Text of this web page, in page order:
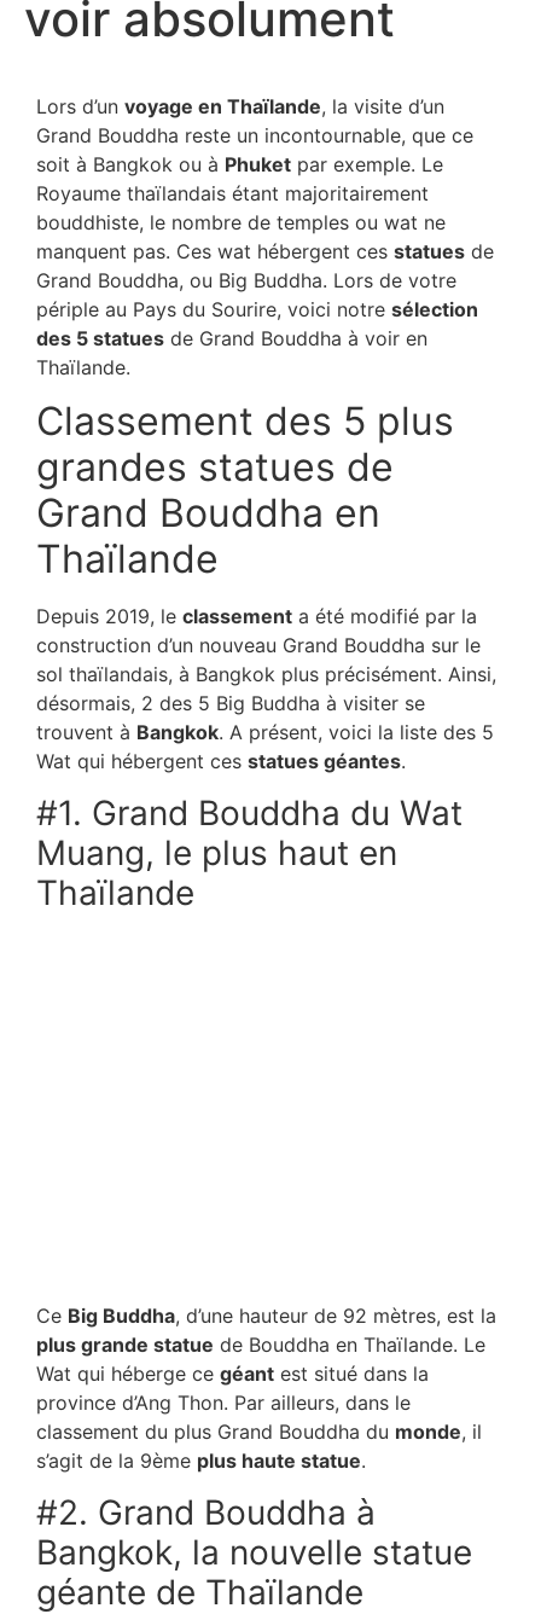
voir absolument
Lors d’un voyage en Thaïlande, la visite d’un
Grand Bouddha reste un incontournable, que ce
soit à Bangkok ou à Phuket par exemple. Le
Royaume thaïlandais étant majoritairement
bouddhiste, le nombre de temples ou wat ne
manquent pas. Ces wat hébergent ces statues de
Grand Bouddha, ou Big Buddha. Lors de votre
périple au Pays du Sourire, voici notre sélection
des 5 statues de Grand Bouddha à voir en
Thaïlande.
Classement des 5 plus
grandes statues de
Grand Bouddha en
Thaïlande
Depuis 2019, le classement a été modifié par la
construction d’un nouveau Grand Bouddha sur le
sol thaïlandais, à Bangkok plus précisément. Ainsi,
désormais, 2 des 5 Big Buddha à visiter se
trouvent à Bangkok. A présent, voici la liste des 5
Wat qui hébergent ces statues géantes.
#1. Grand Bouddha du Wat
Muang, le plus haut en
Thaïlande
Ce Big Buddha, d’une hauteur de 92 mètres, est la
plus grande statue de Bouddha en Thaïlande. Le
Wat qui héberge ce géant est situé dans la
province d’Ang Thon. Par ailleurs, dans le
classement du plus Grand Bouddha du monde, il
s’agit de la 9ème plus haute statue.
#2. Grand Bouddha à
Bangkok, la nouvelle statue
géante de Thaïlande